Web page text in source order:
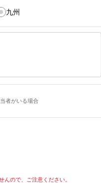
九州
者がいる場合
んので、ご注意ください。